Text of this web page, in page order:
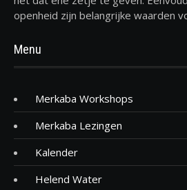
openheid zijn belangrijke waarden
Menu
Merkaba Workshops
Merkaba Lezingen
Kalender
Helend Water